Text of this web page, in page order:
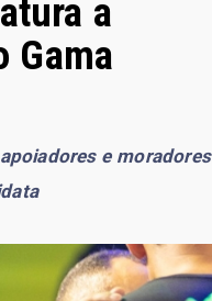
a
Gama
e moradores